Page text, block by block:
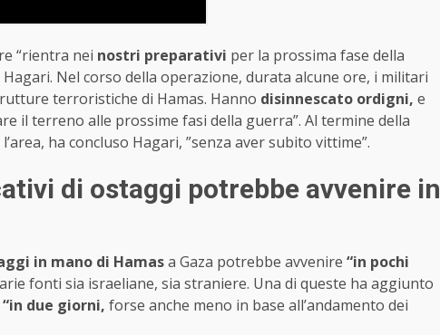
“rientra nei nostri preparativi per la prossima fase della
Nel corso della operazione, durata alcune ore, i militari
terroristiche di Hamas. Hanno disinnescato ordigni, e
il terreno alle prossime fasi della guerra”. Al termine della
ha concluso Hagari, ”senza aver subito vittime”.
di ostaggi potrebbe avvenire in
in mano di Hamasa Gaza potrebbe avvenire “in pochi
fonti sia israeliane, sia straniere. Una di queste ha aggiunto
“in due giorni, forse anche meno in base all’andamento dei